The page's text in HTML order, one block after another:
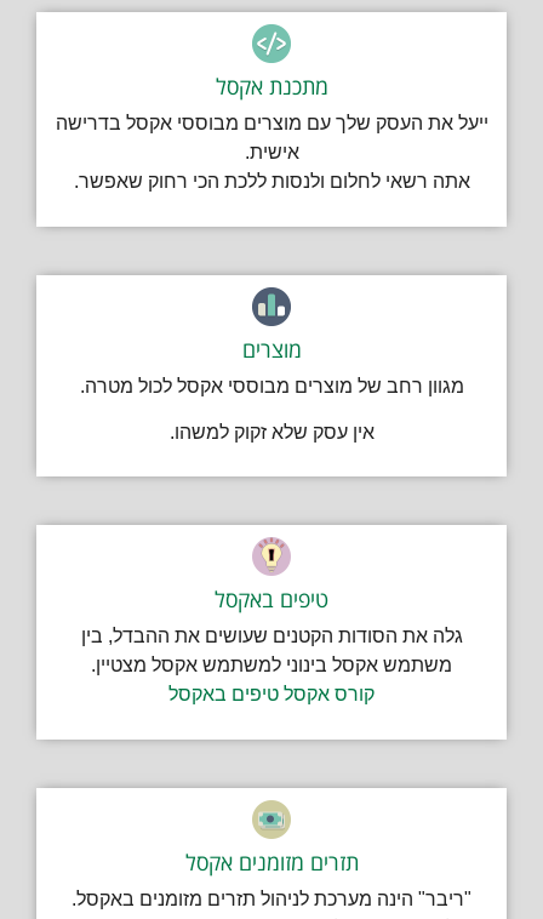
מתכנת אקסל
ייעל את העסק שלך עם מוצרים מבוססי אקסל בדרישה
אישית.
אתה רשאי לחלום ולנסות ללכת הכי רחוק שאפשר.
מוצרים
מגוון רחב של מוצרים מבוססי אקסל לכול מטרה.
אין עסק שלא זקוק למשהו.
טיפים באקסל
גלה את הסודות הקטנים שעושים את ההבדל, בין
משתמש אקסל בינוני למשתמש אקסל מצטיין.
קורס אקסל טיפים באקסל
תזרים מזומנים אקסל
"ריבר" הינה מערכת לניהול תזרים מזומנים באקסל.